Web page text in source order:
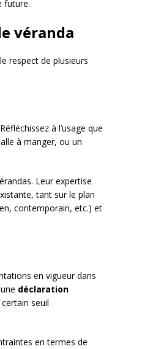
future.
véranda
respect de plusieurs
à l’usage que
à manger, ou un
Leur expertise
tant sur le plan
contemporain, etc.) et
en vigueur dans
déclaration
seuil
en termes de